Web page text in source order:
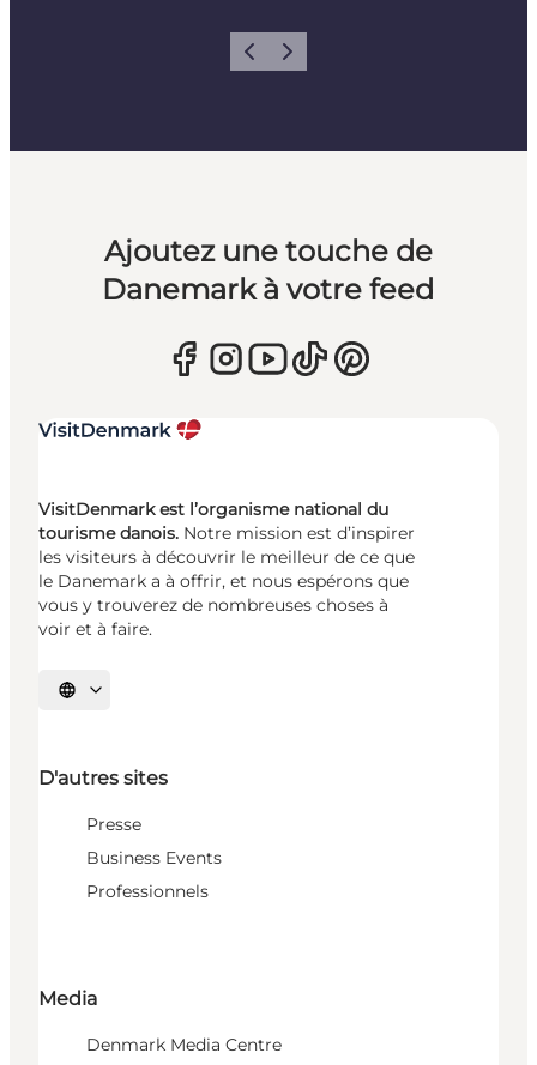
PrécédentSuivant
Ajoutez une touche de
Danemark à votre feed
VisitDenmark est l’organisme national du
tourisme danois. Notre mission est d’inspirer
les visiteurs à découvrir le meilleur de ce que
le Danemark a à offrir, et nous espérons que
vous y trouverez de nombreuses choses à
voir et à faire.
Choisissez la langue
D'autres sites
Presse
Business Events
Professionnels
Media
Denmark Media Centre